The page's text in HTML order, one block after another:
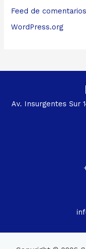
Feed de comentarios
WordPress.org
Av. Insurgentes Sur